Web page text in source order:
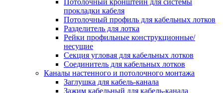
в потолке
Распределительная коробка/
монтажа в стене и в потолке
Распределительная коробка/
Система электромонтажных колонн
Электромонтажная колонна
Системы ввода для кабелей и проводов
Ввод кабельный/сальник
Уплотнитель для кабельного
прокладки кабеля
Потолочный профиль для кабельных лотков
Разделитель для лотка
Рейки профильные конструкционные/
несущие
Секция угловая для кабельных лотков
Соединитель для кабельных лотков
Каналы настенного и потолочного монтажа
Заглушка для кабель-канала
Зажим кабельный для кабель-канала